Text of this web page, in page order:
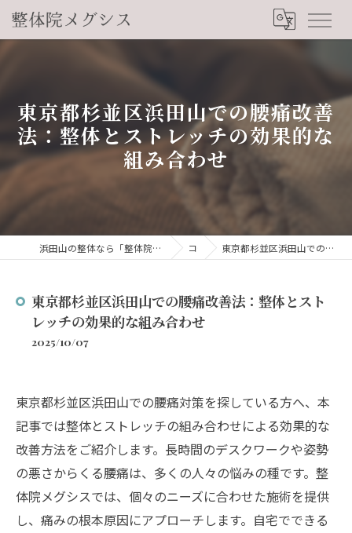
東京都杉並区浜田山での腰痛改善
法：整体とストレッチの効果的な
組み合わせ
浜田山の整体なら「整体院メグシス」肩こり・腰痛・自律神経の悩みを睡眠から改善 コラム 東京都杉並区浜田山での腰痛改善法：整体とストレッチの効果的な組み合わせ
東京都杉並区浜田山での腰痛改善法：整体とスト
レッチの効果的な組み合わせ
2025/10/07
東京都杉並区浜田山での腰痛対策を探している方へ、本
記事では整体とストレッチの組み合わせによる効果的な
改善方法をご紹介します。長時間のデスクワークや姿勢
の悪さからくる腰痛は、多くの人々の悩みの種です。整
体院メグシスでは、個々のニーズに合わせた施術を提供
し、痛みの根本原因にアプローチします。自宅でできる